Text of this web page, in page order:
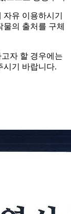
유 이용하시기
의 출처를 구체
자 할 경우에는
시기 바랍니다.